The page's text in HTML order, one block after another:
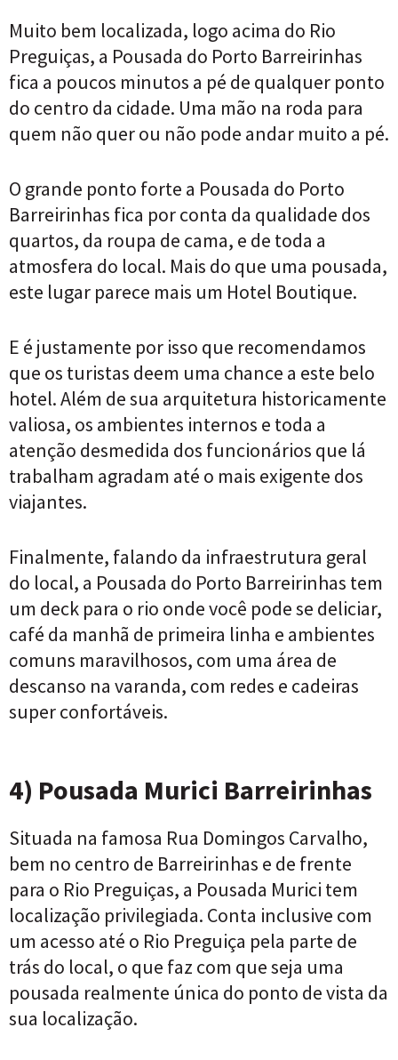
Muito bem localizada, logo acima do Rio
Preguiças, a Pousada do Porto Barreirinhas
fica a poucos minutos a pé de qualquer ponto
do centro da cidade. Uma mão na roda para
quem não quer ou não pode andar muito a pé.
O grande ponto forte a Pousada do Porto
Barreirinhas fica por conta da qualidade dos
quartos, da roupa de cama, e de toda a
atmosfera do local. Mais do que uma pousada,
este lugar parece mais um Hotel Boutique.
E é justamente por isso que recomendamos
que os turistas deem uma chance a este belo
hotel. Além de sua arquitetura historicamente
valiosa, os ambientes internos e toda a
atenção desmedida dos funcionários que lá
trabalham agradam até o mais exigente dos
viajantes.
Finalmente, falando da infraestrutura geral
do local, a Pousada do Porto Barreirinhas tem
um deck para o rio onde você pode se deliciar,
café da manhã de primeira linha e ambientes
comuns maravilhosos, com uma área de
descanso na varanda, com redes e cadeiras
super confortáveis.
4) Pousada Murici Barreirinhas
Situada na famosa Rua Domingos Carvalho,
bem no centro de Barreirinhas e de frente
para o Rio Preguiças, a Pousada Murici tem
localização privilegiada. Conta inclusive com
um acesso até o Rio Preguiça pela parte de
trás do local, o que faz com que seja uma
pousada realmente única do ponto de vista da
sua localização.